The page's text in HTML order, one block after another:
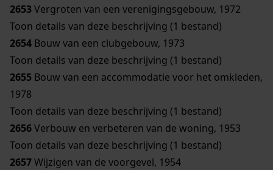
2653Vergroten van een verenigingsgebouw, 1972
Toon details van deze beschrijving (1 bestand)
2654 Bouw van een clubgebouw, 1973
Toon details van deze beschrijving (1 bestand)
2655 Bouw van een accommodatie voor het omkleden,
1978
Toon details van deze beschrijving (1 bestand)
2656Verbouw en verbeteren van de woning, 1953
Toon details van deze beschrijving (1 bestand)
2657Wijzigen van de voorgevel, 1954